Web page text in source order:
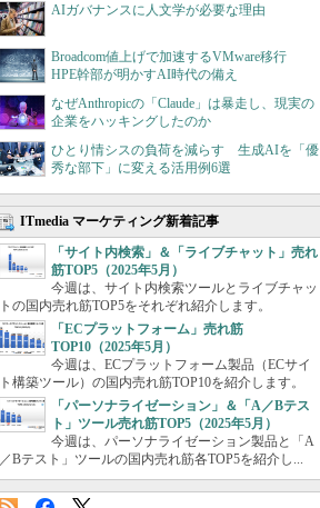
AIガバナンスに人文学が必要な理由
Broadcom値上げで加速するVMware移行
HPE幹部が明かすAI時代の備え
なぜAnthropicの「Claude」は暴走し、現実の
企業をハッキングしたのか
ひとり情シスの負荷を減らす 生成AIを「優
秀な部下」に変える活用例6選
ITmedia マーケティング新着記事
「サイト内検索」＆「ライブチャット」売れ
筋TOP5（2025年5月）
今週は、サイト内検索ツールとライブチャッ
トの国内売れ筋TOP5をそれぞれ紹介します。
「ECプラットフォーム」売れ筋
TOP10（2025年5月）
今週は、ECプラットフォーム製品（ECサイ
ト構築ツール）の国内売れ筋TOP10を紹介します。
「パーソナライゼーション」＆「A／Bテス
ト」ツール売れ筋TOP5（2025年5月）
今週は、パーソナライゼーション製品と「A
／Bテスト」ツールの国内売れ筋各TOP5を紹介し...